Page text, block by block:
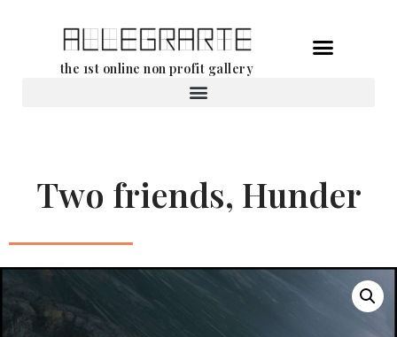
the 1st online non profit gallery
Two friends, Hunder